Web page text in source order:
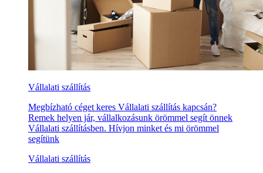
Vállalati szállítás
Megbízható céget keres Vállalati szállítás kapcsán?
Remek helyen jár, vállalkozásunk örömmel segít önnek
Vállalati szállításben. Hívjon minket és mi örömmel
segítünk
Vállalati szállítás